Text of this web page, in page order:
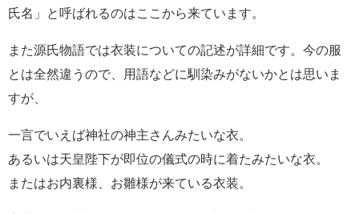
氏名」と呼ばれるのはここから来ています。
また源氏物語では衣装についての記述が詳細です。今の服
とは全然違うので、用語などに馴染みがないかとは思いま
すが、
一言でいえば神社の神主さんみたいな衣。
あるいは天皇陛下が即位の儀式の時に着たみたいな衣。
またはお内裏様、お雛様が来ている衣装。